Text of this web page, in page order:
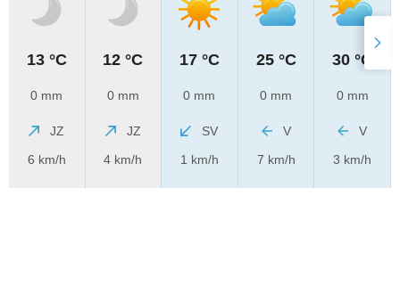
13 °C
0 mm
JZ
6 km/h
12 °C
0 mm
JZ
4 km/h
17 °C
0 mm
SV
1 km/h
25 °C
0 mm
V
7 km/h
30 °C
0 mm
V
3 km/h